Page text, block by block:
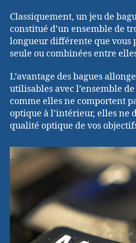
Classiquement, un jeu de
constitué d’un ensemble de
longueur différente que vous
seule ou combinées entre
L’avantage des bagues
utilisables avec l’ensemble
comme elles ne comportent
optique à l’intérieur, elles ne
qualité optique de vos